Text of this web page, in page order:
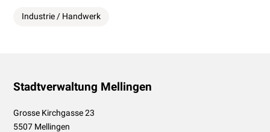
Industrie / Handwerk
Footer
Stadtverwaltung Mellingen
Grosse Kirchgasse 23
5507 Mellingen